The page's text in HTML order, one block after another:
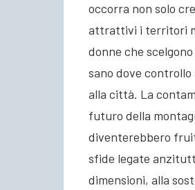
occorra non solo
attrattivi i territori
donne che
sano dove
alla città. La
futuro della
diventerebbero
sfide legate
dimensioni, alla